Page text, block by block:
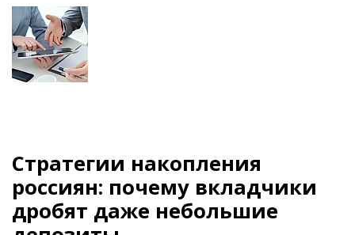
Стратегии накопления
россиян: почему вкладчики
дробят даже небольшие